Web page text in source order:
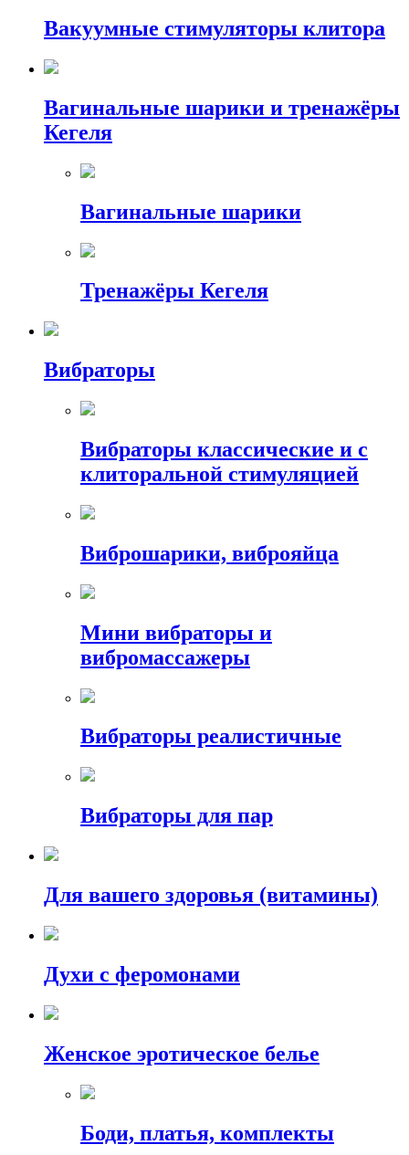
Вакуумные стимуляторы клитора
Вагинальные шарики и тренажёры
Кегеля
Вагинальные шарики
Тренажёры Кегеля
Вибраторы
Вибраторы классические и с
клиторальной стимуляцией
Виброшарики, виброяйца
Мини вибраторы и
вибромассажеры
Вибраторы реалистичные
Вибраторы для пар
Для вашего здоровья (витамины)
Духи с феромонами
Женское эротическое белье
Боди, платья, комплекты